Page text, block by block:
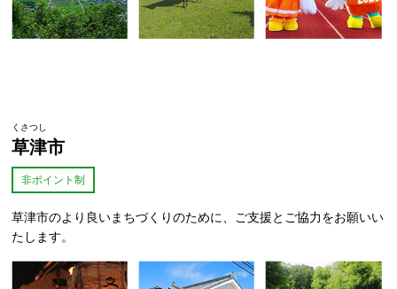
くさつし
草津市
非ポイント制
草津市のより良いまちづくりのために、ご支援とご協力をお願いい
たします。